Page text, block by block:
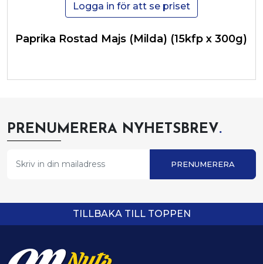
Logga in för att se priset
Paprika Rostad Majs (Milda) (15kfp x 300g)
PRENUMERERA NYHETSBREV.
PRENUMERERA
TILLBAKA TILL TOPPEN